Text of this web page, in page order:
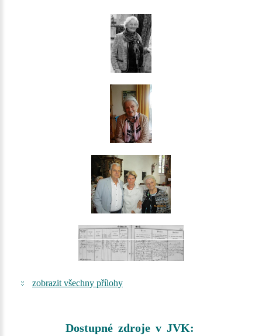
zobrazit všechny přílohy
Dostupné zdroje v JVK: